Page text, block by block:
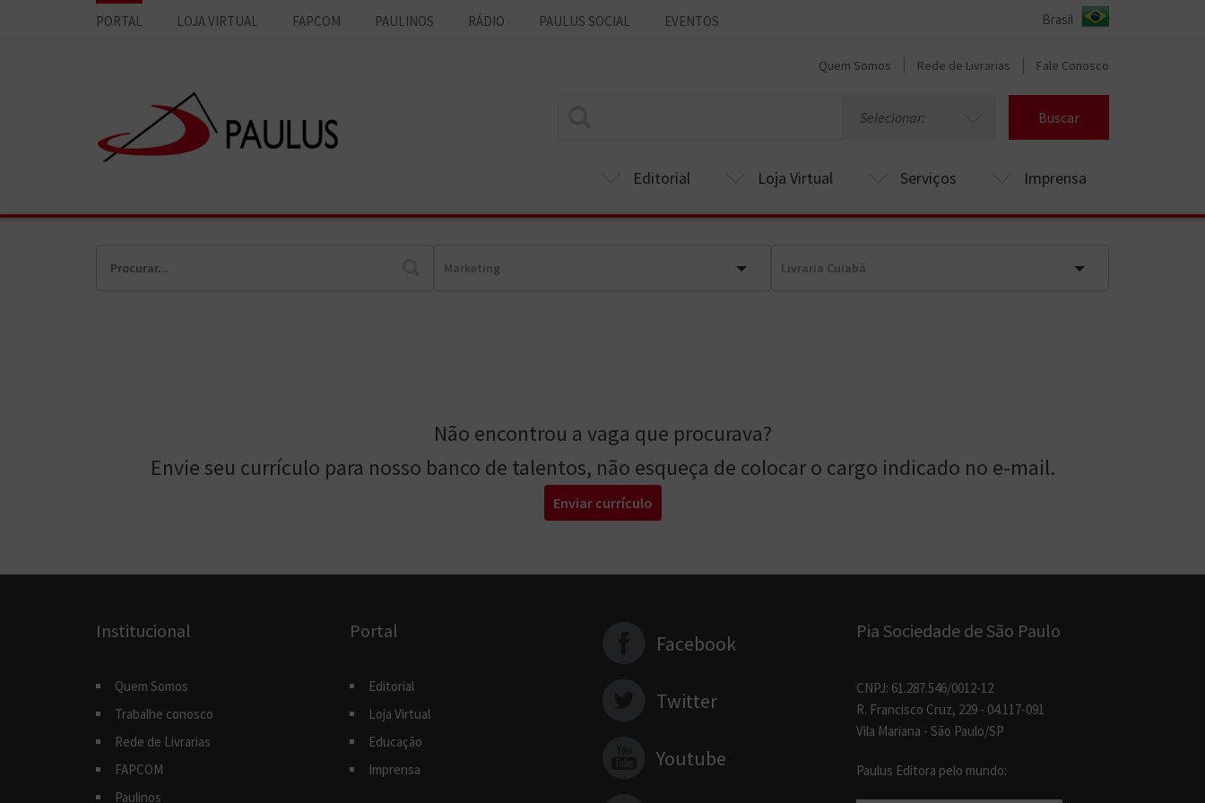
PORTAL LOJA VIRTUAL FAPCOM PAULINOS RÁDIO PAULUS SOCIAL EVENTOS
Quem Somos Rede de Livrarias Fale Conosco
Selecionar: Buscar
Editorial Loja Virtual Serviços Imprensa
Marketing Livraria Cuiabá
Não encontrou a vaga que procurava?
Envie seu currículo para nosso banco de talentos, não esqueça de colocar o cargo indicado no e-mail.
Enviar currículo
Institucional
Quem Somos
Trabalhe conosco
Rede de Livrarias
FAPCOM
Paulinos
Portal
Editorial
Loja Virtual
Educação
Imprensa
Facebook
Twitter
Youtube
Pia Sociedade de São Paulo
CNPJ: 61.287.546/0012-12
R. Francisco Cruz, 229 - 04.117-091
Vila Mariana - São Paulo/SP
Paulus Editora pelo mundo: